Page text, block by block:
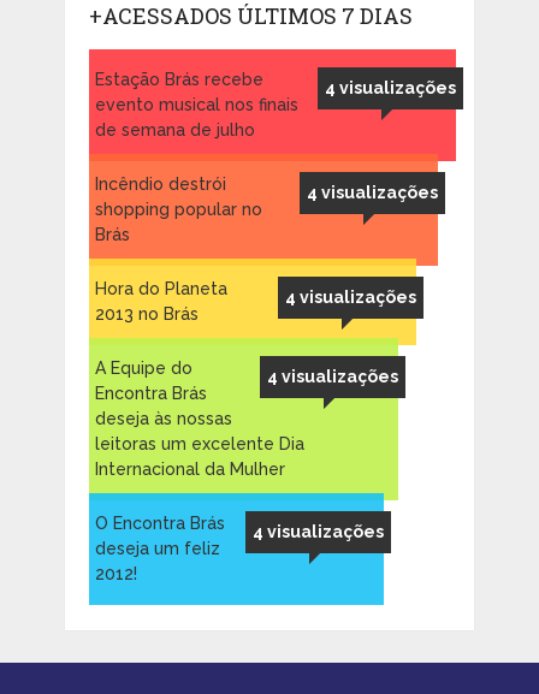
+ACESSADOS ÚLTIMOS 7 DIAS
4 visualizações
Estação Brás recebe
evento musical nos finais
de semana de julho
4 visualizações
Incêndio destrói
shopping popular no
Brás
4 visualizações
Hora do Planeta
2013 no Brás
4 visualizações
A Equipe do
Encontra Brás
deseja às nossas
leitoras um excelente Dia
Internacional da Mulher
4 visualizações
O Encontra Brás
deseja um feliz
2012!